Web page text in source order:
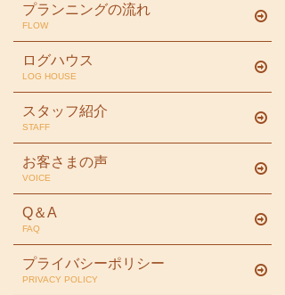
プランニングの流れ
FLOW
ログハウス
LOG HOUSE
スタッフ紹介
STAFF
お客さまの声
VOICE
Q＆A
FAQ
プライバシーポリシー
PRIVACY POLICY